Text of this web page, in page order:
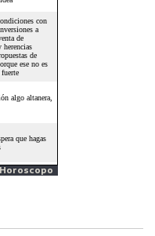
Horoscopo